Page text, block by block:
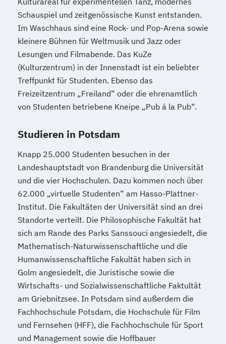
Schauspiel und zeitgenössische Kunst entstanden.
Im Waschhaus sind eine Rock- und Pop-Arena sowie
kleinere Bühnen für Weltmusik und Jazz oder
Lesungen und Filmabende. Das KuZe
(Kulturzentrum) in der Innenstadt ist ein beliebter
Treffpunkt für Studenten. Ebenso das
Freizeitzentrum „Freiland“ oder die ehrenamtlich
von Studenten betriebene Kneipe „Pub á la Pub“.
Studieren in Potsdam
Knapp 25.000 Studenten besuchen in der
Landeshauptstadt von Brandenburg die Universität
und die vier Hochschulen. Dazu kommen noch über
62.000 „virtuelle Studenten“ am Hasso-Plattner-
Institut. Die Fakultäten der Universität sind an drei
Standorte verteilt. Die Philosophische Fakultät hat
sich am Rande des Parks Sanssouci angesiedelt, die
Mathematisch-Naturwissenschaftliche und die
Humanwissenschaftliche Fakultät haben sich in
Golm angesiedelt, die Juristische sowie die
Wirtschafts- und Sozialwissenschaftliche Faktultät
am Griebnitzsee. In Potsdam sind außerdem die
Fachhochschule Potsdam, die Hochschule für Film
und Fernsehen (HFF), die Fachhochschule für Sport
und Management sowie die Hoffbauer